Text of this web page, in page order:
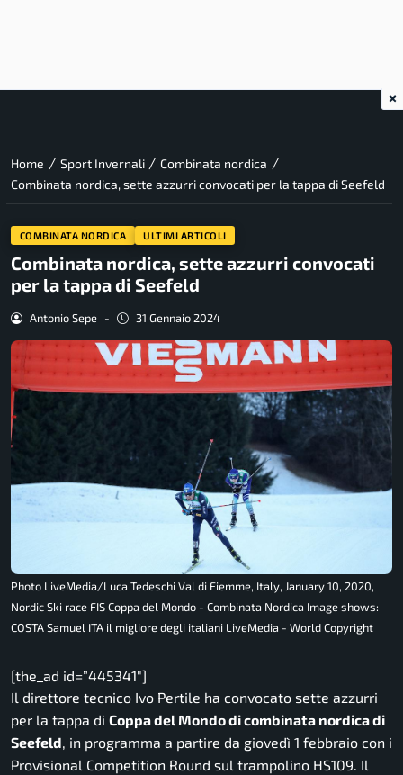
Home / Sport Invernali / Combinata nordica /
Combinata nordica, sette azzurri convocati per la tappa di Seefeld
COMBINATA NORDICA ULTIMI ARTICOLI
Combinata nordica, sette azzurri convocati
per la tappa di Seefeld
Antonio Sepe - 31 Gennaio 2024
Photo LiveMedia/Luca Tedeschi Val di Fiemme, Italy, January 10, 2020,
Nordic Ski race FIS Coppa del Mondo - Combinata Nordica Image shows:
COSTA Samuel ITA il migliore degli italiani LiveMedia - World Copyright
[the_ad id=”445341″]
Il direttore tecnico Ivo Pertile ha convocato sette azzurri
per la tappa di Coppa del Mondo di combinata nordica di
Seefeld, in programma a partire da giovedì 1 febbraio con i
Provisional Competition Round sul trampolino HS109. Il
×